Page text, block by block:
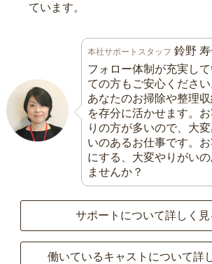
ています。
本社サポートスタッフ 鈴野
フォロー体制が充実し
ての方もご安心ください
あなたのお掃除や整理
を存分に活かせます。
りの方が多いので、大
いのあるお仕事です。
にする、大変やりがい
ませんか？
サポートについて詳しく見
働いているキャストについて詳